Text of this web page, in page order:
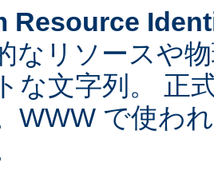
Resource
なリソースや
な文字列。 正
WWW で使わ